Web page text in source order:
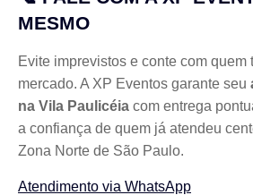
MESMO
Evite imprevistos e conte com quem
mercado. A XP Eventos garante seu
na Vila Paulicéia com entrega
a confiança de quem já atendeu
Zona Norte de São Paulo.
Atendimento via WhatsApp